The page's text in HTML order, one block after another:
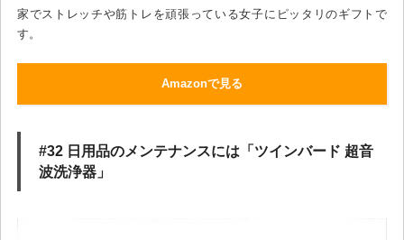
家でストレッチや筋トレを頑張っている女子にピッタリのギフトで
す。
Amazonで見る
#32 日用品のメンテナンスには「ツインバード 超音
波洗浄器」